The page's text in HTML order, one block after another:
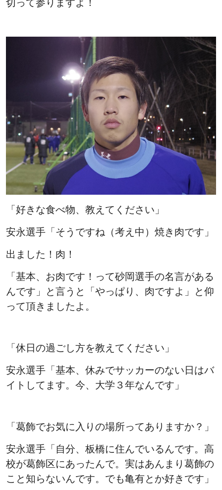
切って参りますよ！
「好きな食べ物、教えてください」
安永選手「そうですね（考え中）焼き肉です」
出ました！肉！
「基本、お肉です！って砂岡選手の名言がある
んです」と言うと「やっぱり、肉ですよ」と仰
って頂きましたよ。
「休日の過ごし方を教えてください」
安永選手「基本、休みでサッカーのない日はバ
イトしてます。今、大学３年なんです」
「葛飾でお気に入りの場所ってありますか？」
安永選手「自分、板橋に住んでいるんです。高
校が葛飾区にあったんで。実はあんまり葛飾の
こと知らないんです。でも亀有とか好きです」